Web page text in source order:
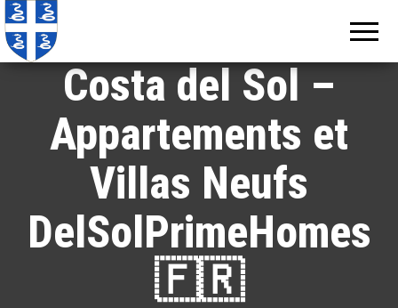
Costa del Sol –
Appartements et
Villas Neufs
DelSolPrimeHomes
🇫🇷